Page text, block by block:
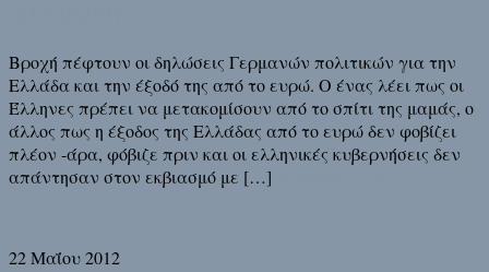
Βροχή πέφτουν οι δηλώσεις Γερμανών πολιτικών για την
Ελλάδα και την έξοδό της από το ευρώ. Ο ένας λέει πως οι
Έλληνες πρέπει να μετακομίσουν από το σπίτι της μαμάς, ο
άλλος πως η έξοδος της Ελλάδας από το ευρώ δεν φοβίζει
πλέον -άρα, φόβιζε πριν και οι ελληνικές κυβερνήσεις δεν
απάντησαν στον εκβιασμό με […]
22 Μαΐου 2012